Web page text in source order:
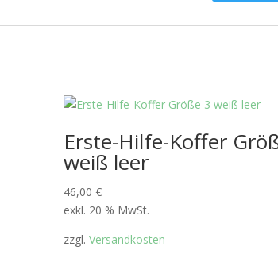
Erste-Hilfe-Koffer
weiß leer
46,00€
exkl. 20 % MwSt.
zzgl.Versandkosten